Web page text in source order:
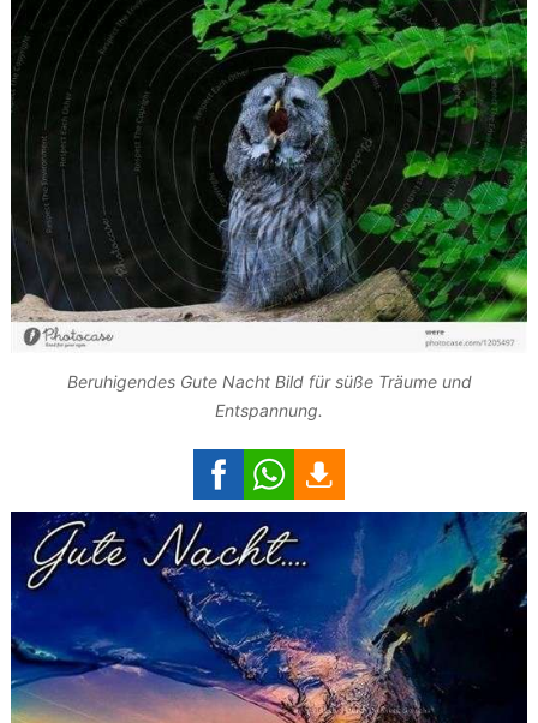
Beruhigendes Gute Nacht Bild für süße Träume und
Entspannung.